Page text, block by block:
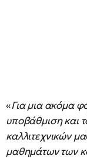
«Για μια ακόμα
υποβάθμιση και
καλλιτεχνικών
μαθημάτων των